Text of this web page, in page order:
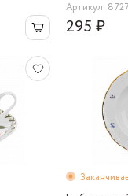
Артикул:
295 ₽